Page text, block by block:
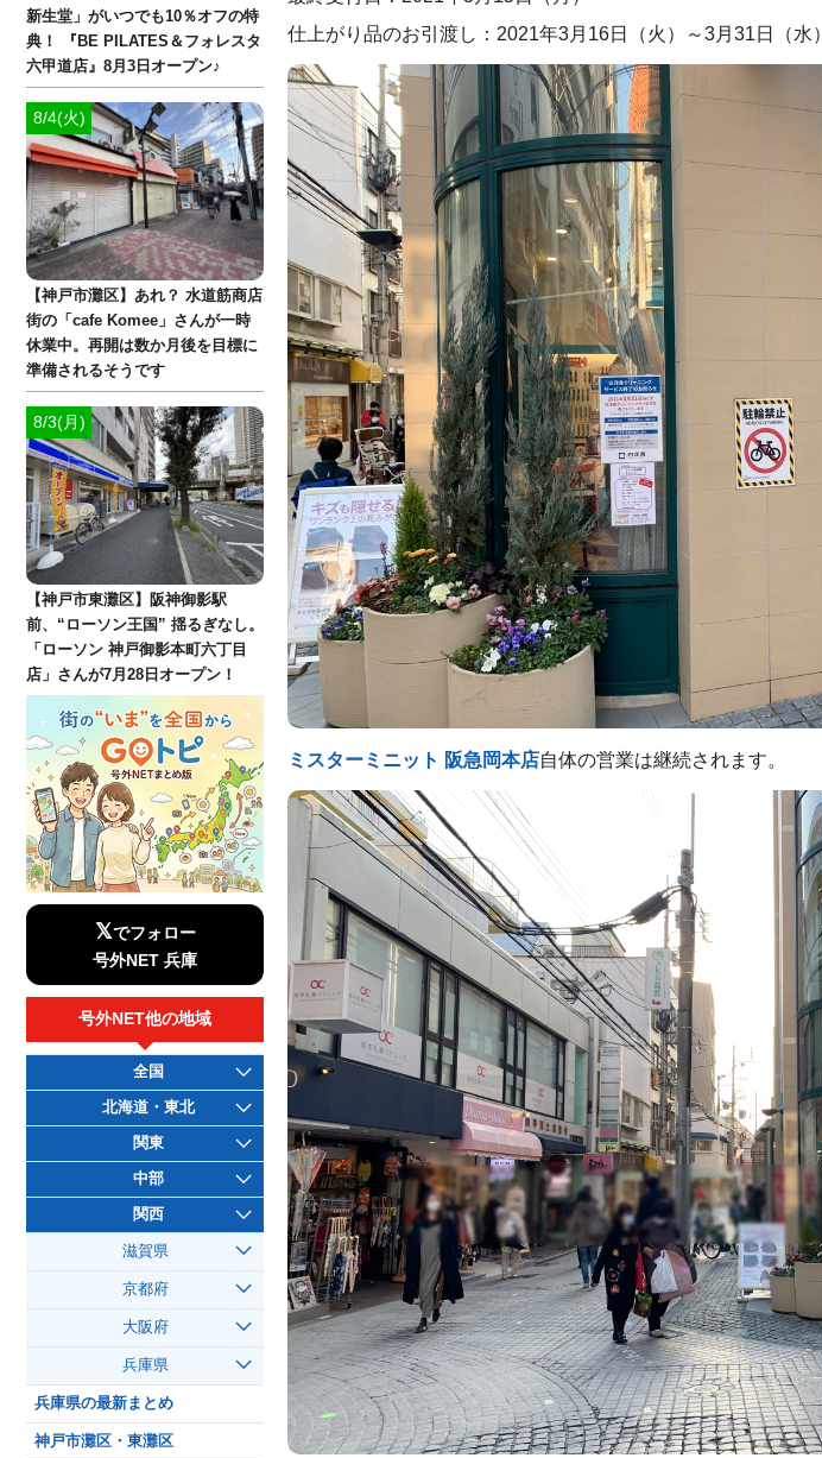
仕上がり品のお引渡し：2021年3月16日（火）～3月31日（水）
ミスターミニット 阪急岡本店自体の営業は継続されます。
新生堂」がいつでも10％オフの特
典！ 『BE PILATES＆フォレスタ
六甲道店』8月3日オープン♪
8/4(火)
【神戸市灘区】あれ？ 水道筋商店
街の「cafe Komee」さんが一時
休業中。再開は数か月後を目標に
準備されるそうです
8/3(月)
【神戸市東灘区】阪神御影駅
前、“ローソン王国” 揺るぎなし。
「ローソン 神戸御影本町六丁目
店」さんが7月28日オープン！
𝕏でフォロー
号外NET 兵庫
号外NET他の地域
全国
北海道・東北
関東
中部
関西
滋賀県
京都府
大阪府
兵庫県
兵庫県の最新まとめ
神戸市灘区・東灘区